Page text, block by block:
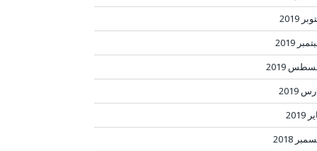
2019
2019
2019
2019
2018